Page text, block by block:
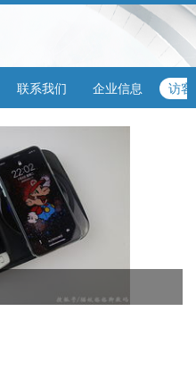
联系我们 企业信息 访客